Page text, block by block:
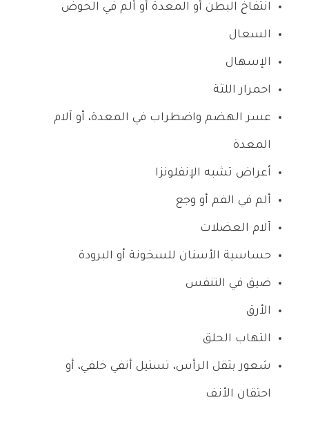
انتفاخ البطن أو المعدة أو ألم في الحوض
السعال
الإسهال
احمرار اللثة
عسر الهضم واضطراب في المعدة، أو آلام
المعدة
أعراض تشبه الإنفلونزا
ألم في الفم أو وجع
آلام العضلات
حساسية الأسنان للسخونة أو البرودة
ضيق في التنفس
الأرق
التهاب الحلق
شعور بثقل الرأس، تستيل أنفي خلفي، أو
احتقان الأنف